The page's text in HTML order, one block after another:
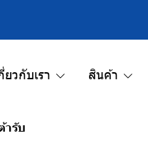
ยวกับเรา สินค้า
ารับ